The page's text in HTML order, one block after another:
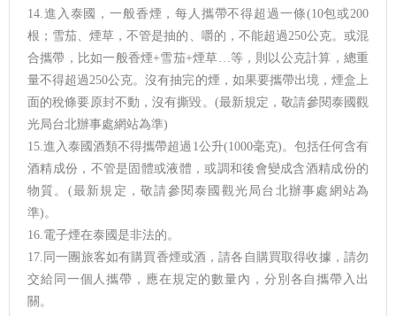
14.進入泰國，一般香煙，每人攜帶不得超過一條(10包或200
根；雪茄、煙草，不管是抽的、嚼的，不能超過250公克。或混
合攜帶，比如一般香煙+雪茄+煙草…等，則以公克計算，總重
量不得超過250公克。沒有抽完的煙，如果要攜帶出境，煙盒上
面的稅條要原封不動，沒有撕毀。(最新規定，敬請參閱泰國觀
光局台北辦事處網站為準)
15.進入泰國酒類不得攜帶超過1公升(1000毫克)。包括任何含有
酒精成份，不管是固體或液體，或調和後會變成含酒精成份的
物質。(最新規定，敬請參閱泰國觀光局台北辦事處網站為
準)。
16.電子煙在泰國是非法的。
17.同一團旅客如有購買香煙或酒，請各自購買取得收據，請勿
交給同一個人攜帶，應在規定的數量內，分別各自攜帶入出
關。